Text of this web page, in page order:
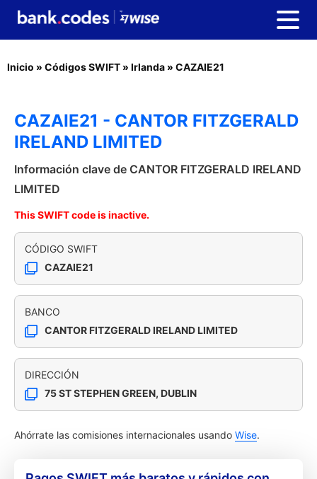
Inicio » Códigos SWIFT » Irlanda » CAZAIE21
CAZAIE21 - CANTOR FITZGERALD
IRELAND LIMITED
Información clave de CANTOR FITZGERALD IRELAND
LIMITED
This SWIFT code is inactive.
CÓDIGO SWIFT
CAZAIE21
BANCO
CANTOR FITZGERALD IRELAND LIMITED
DIRECCIÓN
75 ST STEPHEN GREEN, DUBLIN
Ahórrate las comisiones internacionales usando Wise.